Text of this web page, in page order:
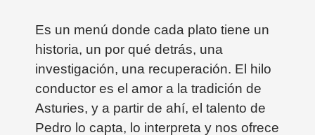
Es un menú donde cada plato tiene un
historia, un por qué detrás, una
investigación, una recuperación. El hilo
conductor es el amor a la tradición de
Asturies, y a partir de ahí, el talento de
Pedro lo capta, lo interpreta y nos ofrece